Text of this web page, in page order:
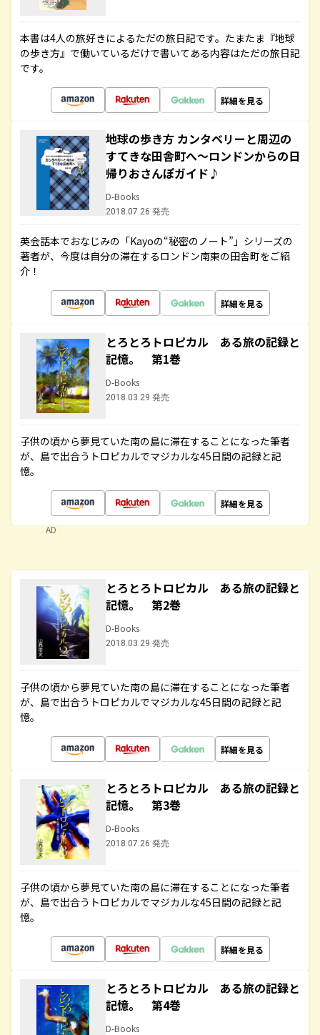
本書は4人の旅好きによるただの旅日記です。たまたま『地球
の歩き方』で働いているだけで書いてある内容はただの旅日記
です。
詳細を見る
地球の歩き方 カンタベリーと周辺の
すてきな田舎町へ～ロンドンからの日
帰りおさんぽガイド♪
D-Books
2018.07.26 発売
英会話本でおなじみの「Kayoの“秘密のノート”」シリーズの
著者が、今度は自分の滞在するロンドン南東の田舎町をご紹
介！
詳細を見る
とろとろトロピカル ある旅の記録と
記憶。 第1巻
D-Books
2018.03.29 発売
子供の頃から夢見ていた南の島に滞在することになった筆者
が、島で出合うトロピカルでマジカルな45日間の記録と記
憶。
詳細を見る
AD
とろとろトロピカル ある旅の記録と
記憶。 第2巻
D-Books
2018.03.29 発売
子供の頃から夢見ていた南の島に滞在することになった筆者
が、島で出合うトロピカルでマジカルな45日間の記録と記
憶。
詳細を見る
とろとろトロピカル ある旅の記録と
記憶。 第3巻
D-Books
2018.07.26 発売
子供の頃から夢見ていた南の島に滞在することになった筆者
が、島で出合うトロピカルでマジカルな45日間の記録と記
憶。
詳細を見る
とろとろトロピカル ある旅の記録と
記憶。 第4巻
D-Books